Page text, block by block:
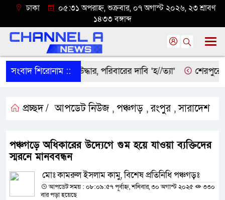
ঢাকা
০৫:৩১ অপরাহ্ন, শুক্রবার, ০৭ অগাস্ট ২০২৬, ২৩ শ্রাবণ
১৪৩৩ বঙ্গাব্দ
সংবাদ শিরোনাম ::
বৃদ্ধের ম’রদে’হ উদ্ধার, পরিবারের দাবি ‘হ//ত্যা’ শেরপুরের
প্রচ্ছদ / আপডেট নিউজ , পঞ্চগড় ,রংপুর ,সারাদেশ
পঞ্চগড়ে অধিকারের উদ্যেগে গুম হয়ে যাওয়া ব্যক্তিদের
স্মরনে মানববন্ধন
মোঃ কামরুল ইসলাম কামু, বিশেষ প্রতিনিধি পঞ্চগড়ঃ
আপডেট সময় : ০৮:০৯:৫৭ পূর্বাহ্ন, শনিবার, ৩০ অগাস্ট ২০২৫
৩৩০
বার পড়া হয়েছে